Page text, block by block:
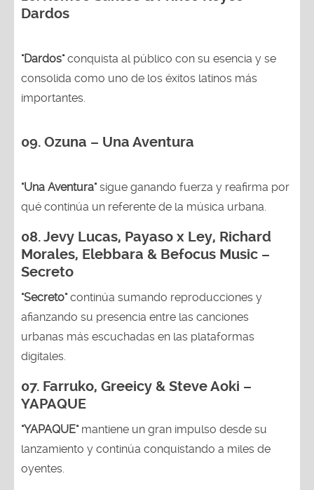
Dardos
"Dardos"conquista al público con su esencia y se
consolida como uno de los éxitos latinos más
importantes.
09. Ozuna – Una Aventura
"Una Aventura"sigue ganando fuerza y reafirma por
qué continúa un referente de la música urbana.
08. Jevy Lucas, Payaso x Ley, Richard
Morales, Elebbara & Befocus Music –
Secreto
"Secreto"continúa sumando reproducciones y
afianzando su presencia entre las canciones
urbanas más escuchadas en las plataformas
digitales.
07. Farruko, Greeicy & Steve Aoki –
YAPAQUE
"YAPAQUE"mantiene un gran impulso desde su
lanzamiento y continúa conquistando a miles de
oyentes.